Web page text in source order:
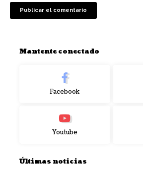
Mantente conectado
Facebook
Youtube
Últimas noticias